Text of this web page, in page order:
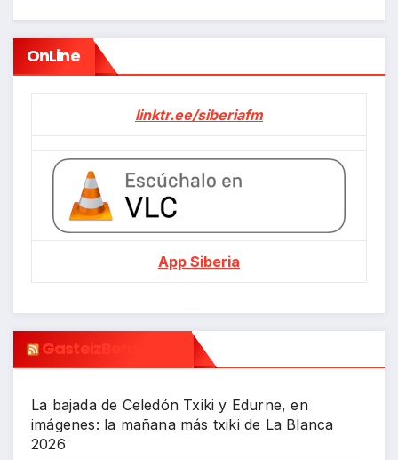
OnLine
linktr.ee/siberiafm
App Siberia
GasteizBerri.com
La bajada de Celedón Txiki y Edurne, en
imágenes: la mañana más txiki de La Blanca
2026